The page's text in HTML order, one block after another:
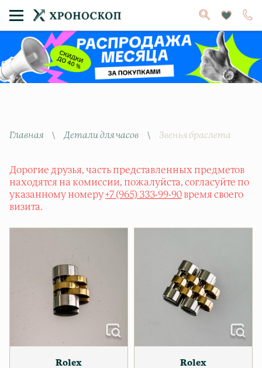
Главная \ Детали для часов \ Звенья браслета
Дорогие друзья, часть представленных предметов
находятся на комиссии, пожалуйста, согласуйте по
указанному номеру+7 (965) 333-99-90 время своего
визита.
Rolex Rolex